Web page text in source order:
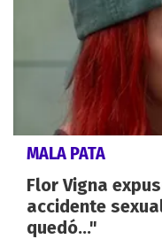
MALA PATA
Flor Vigna
accidente
quedó..."